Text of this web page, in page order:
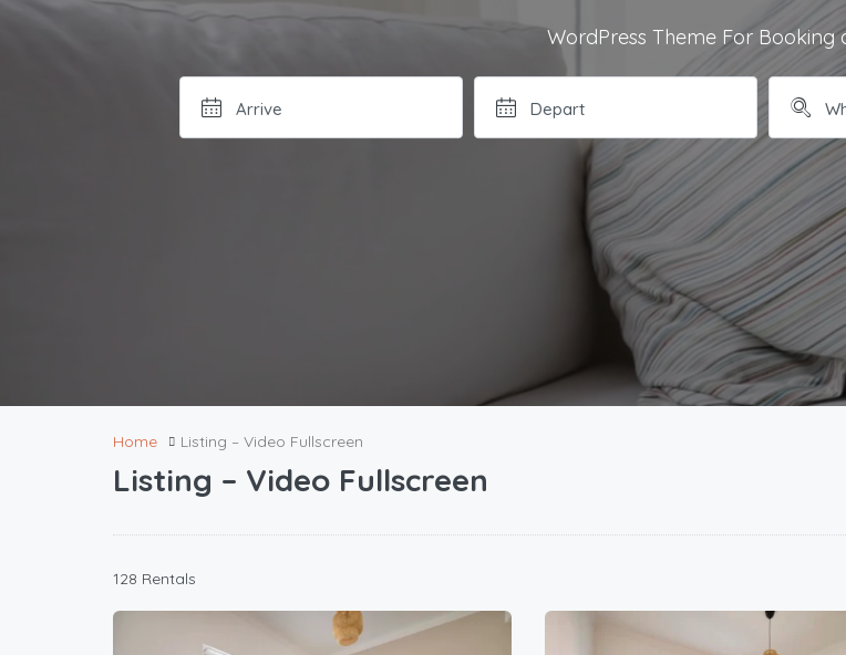
WordPress Theme For Booking
Home Listing – Video Fullscreen
Listing – Video Fullscreen
128 Rentals